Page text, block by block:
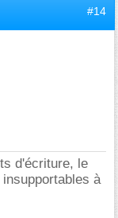
#14
d'écriture, le
à